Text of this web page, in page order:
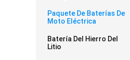
Paquete De Baterías De
Moto Eléctrica
Batería Del Hierro Del
Litio